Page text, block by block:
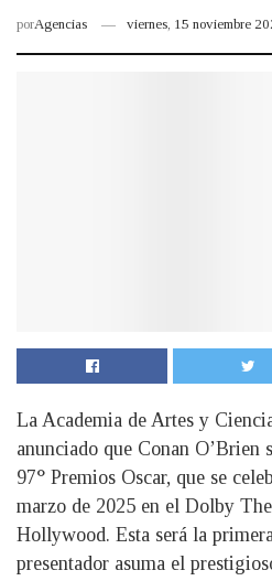
porAgencias viernes, 15 noviembre
La Academia de Artes y
anunciado que Conan O’Brien
97° Premios Oscar, que se
marzo de 2025 en el Dolby
Hollywood. Esta será la
presentador asuma el